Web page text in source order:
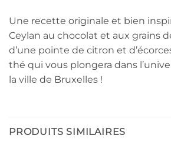
Une recette originale et bien
Ceylan au chocolat et aux grains
d’une pointe de citron et
thé qui vous plongera dans
la ville de Bruxelles !
PRODUITS SIMILAIRES